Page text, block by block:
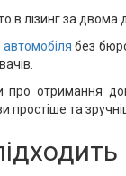
в лізинг за
автомобіля без
отримання
простіше та